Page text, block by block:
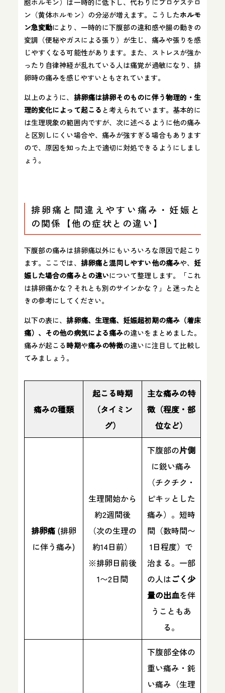
ン（黄体ホルモン）の分泌が増えます。こうしたホルモ
ン急変動により、一時的に下腹部の違和感や腸の動きの
変調（便秘やガスによる張り）が生じ、痛みや張りを感
じやすくなる可能性があります。また、ストレスが強か
ったり自律神経が乱れている人は痛覚が過敏になり、排
卵時の痛みを感じやすいともされています。
以上のように、 排卵痛は排卵そのものに伴う物理的・生
理的変化によって起こる と考えられています。基本的に
は生理現象の範囲内ですが、次に述べるように他の痛み
と区別しにくい場合や、痛みが強すぎる場合もあります
ので、原因を知った上で適切に対処できるようにしまし
ょう。
排卵痛と間違えやすい痛み・妊娠と
の関係【他の症状との違い】
下腹部の痛みは排卵痛以外にもいろいろな原因で起こり
ます。ここでは、 排卵痛と混同しやすい他の痛みや、 妊
娠した場合の痛みとの違いについて整理します。「これ
は排卵痛かな？それとも別のサインかな？」と迷ったと
きの参考にしてください。
以下の表に、排卵痛、生理痛、妊娠超初期の痛み（着床
痛）、その他の病気による痛みの違いをまとめました。
痛みが起こる 時期や痛みの特徴の違いに注目して比較し
てみましょう。
痛みの種類
起こる時期
（タイミン
グ）
主な痛みの特
徴（程度・部
位など）
排卵痛(排卵
に伴う痛み)
生理開始から
約2週間後
（次の生理の
約14日前）
※排卵日前後
1〜2日間
下腹部の片側
に鋭い痛み
（チクチク・
ピキッとした
痛み）。短時
間（数時間〜
1日程度）で
治まる。一部
の人はごく少
量の出血を伴
うこともあ
る。
下腹部全体の
重い痛み・鈍
い痛み（生理